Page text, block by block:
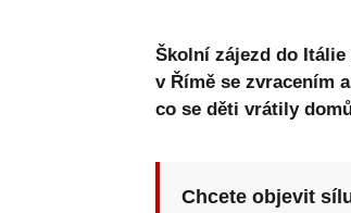
Školní zájezd do
v Římě se zvracením
co se děti vrátily
Chcete objevit